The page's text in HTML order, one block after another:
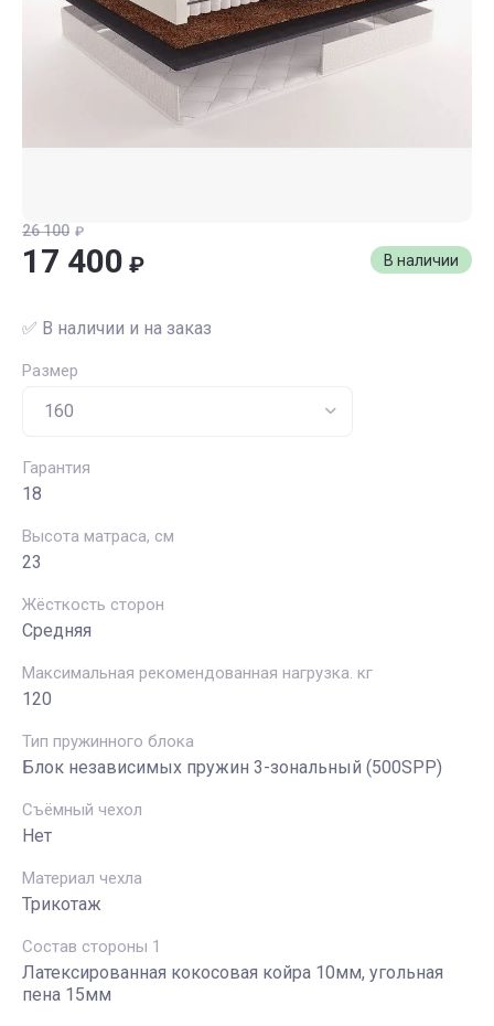
В наличии
26 100 ₽
17 400 ₽
✅ В наличии и на заказ
Размер
Гарантия
18
Высота матраса, см
23
Жёсткость сторон
Средняя
Максимальная рекомендованная нагрузка. кг
120
Тип пружинного блока
Блок независимых пружин 3-зональный (500SPP)
Съёмный чехол
Нет
Материал чехла
Трикотаж
Состав стороны 1
Латексированная кокосовая койра 10мм, угольная
пена 15мм